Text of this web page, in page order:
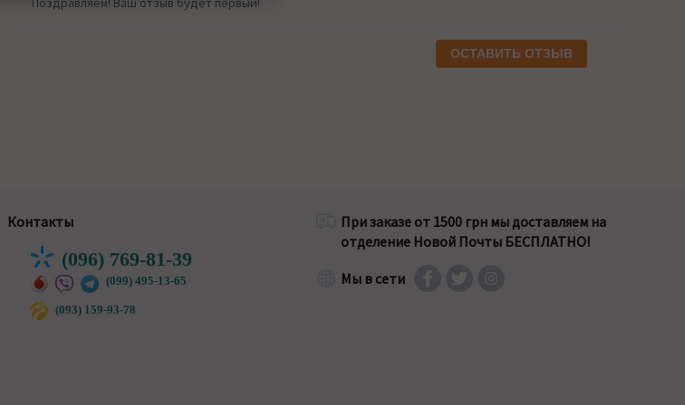
ОСТАВИТЬ ОТЗЫВ
Контакты
(096) 769-81-39
(099) 495-13-65
(093) 159-93-78
При заказе от 1500 грн мы доставляем на
отделение Новой Почты БЕСПЛАТНО!
Мы в сети